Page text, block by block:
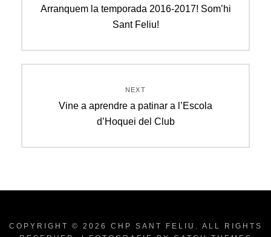
d'entrades
Previous
Arranquem la temporada 2016-2017! Som’hi
Sant Feliu!
NEXT
Next
Vine a aprendre a patinar a l’Escola
d’Hoquei del Club
COPYRIGHT © 2026 CHP SANT FELIU . ALL RIGHTS